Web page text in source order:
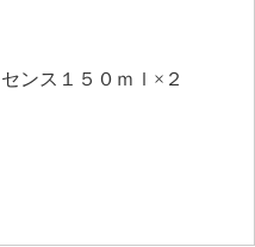
ンス１５０ｍｌ×２